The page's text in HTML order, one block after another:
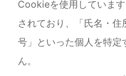
Cookieを使用していま
されており、「氏名・
号」といった個人を特
ん。